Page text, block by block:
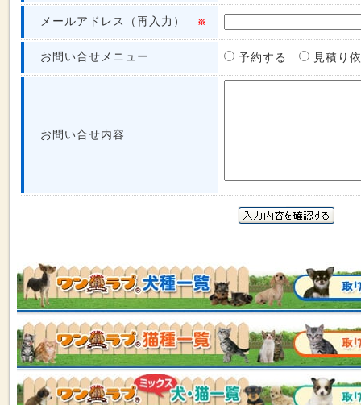
メールアドレス（再入力） ※
お問い合せメニュー 予約する 見積り
お問い合せ内容